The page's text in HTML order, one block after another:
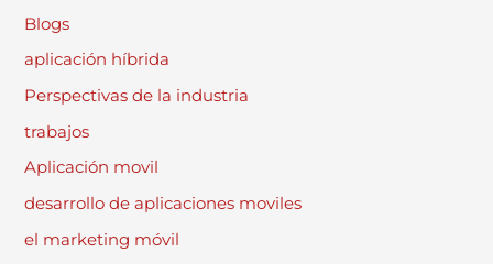
Blogs
aplicación híbrida
Perspectivas de la industria
trabajos
Aplicación movil
desarrollo de aplicaciones moviles
el marketing móvil